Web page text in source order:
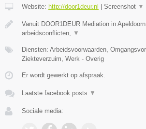
Website: http://door1deur.nl Screenshot ▼
Vanuit DOOR1DEUR Mediation in
arbeidsconflicten,
▼
Diensten: Arbeidsvoorwaarden,
Ziekteverzuim, Werk - Overig
Er wordt gewerkt op afspraak.
Laatste facebook posts ▼
Sociale media: